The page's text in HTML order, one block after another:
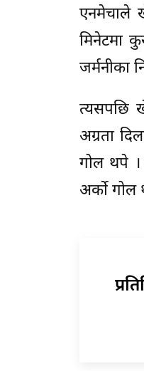
एनमेचाले
मिनेटमा
जर्मनीका
त्यसपछि
अग्रता
गोल थपे
अर्को गोल